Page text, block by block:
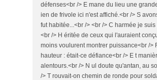
défenses<br /> E mane du lieu une
ien de frivole ici n'est affiché.<br /> S
fut habitée...<br /> <br /> C harmée je
<br /> H éritée de ceux qui l'auraient
moins voulurent montrer puissance<br />
hauteur : était-ce défiance<br /> E t
alentours.<br /> N ul doute qu'antan, au
/> T rouvait-on chemin de ronde pour